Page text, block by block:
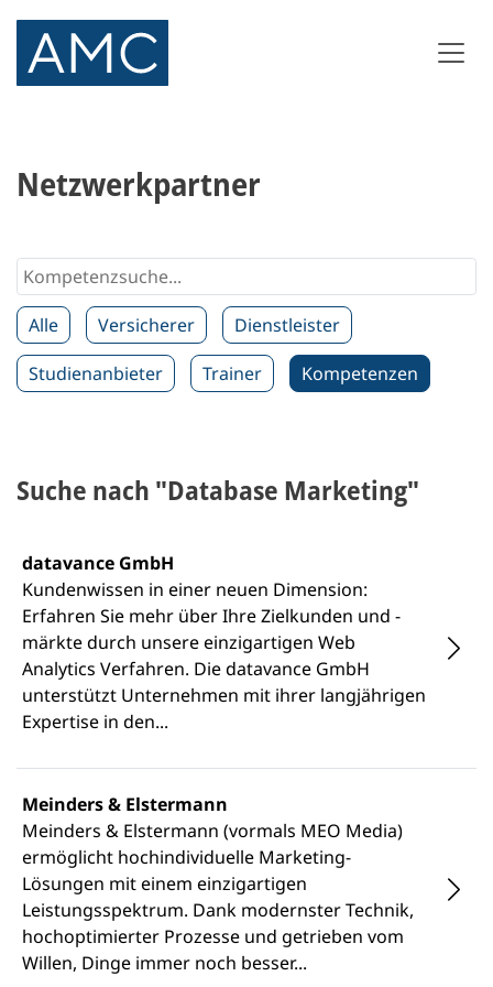
Netzwerkpartner
Alle Versicherer
Dienstleister
Studienanbieter
Trainer Kompetenzen
Suche nach "Database Marketing"
datavance GmbH
Kundenwissen in einer neuen Dimension:
Erfahren Sie mehr über Ihre Zielkunden und -
märkte durch unsere einzigartigen Web
Analytics Verfahren. Die datavance GmbH
unterstützt Unternehmen mit ihrer langjährigen
Expertise in den...
Meinders & Elstermann
Meinders & Elstermann (vormals MEO Media)
ermöglicht hochindividuelle Marketing-
Lösungen mit einem einzigartigen
Leistungsspektrum. Dank modernster Technik,
hochoptimierter Prozesse und getrieben vom
Willen, Dinge immer noch besser...